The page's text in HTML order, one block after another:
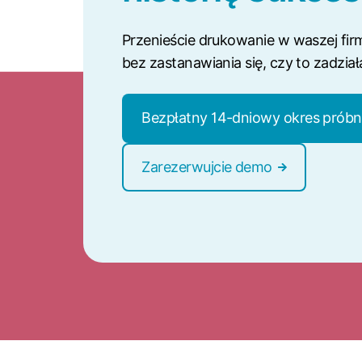
Przenieście drukowanie w waszej
bez zastanawiania się, czy to
Bezpłatny 14-dniowy okres
Zarezerwujcie demo